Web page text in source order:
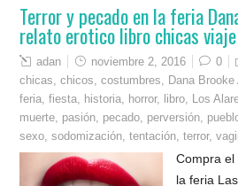
Terror y pecado en la feria
relato erotico libro chicas viaje
adan noviembre 2, 2016 0
chicas ,chicos ,costumbres Dana Brooke
feria ,fiesta historia horror, libro Los
muerte pasión pecado perversión
sexo ,sodomización ,tentación ,terror,
Compra el
la feria